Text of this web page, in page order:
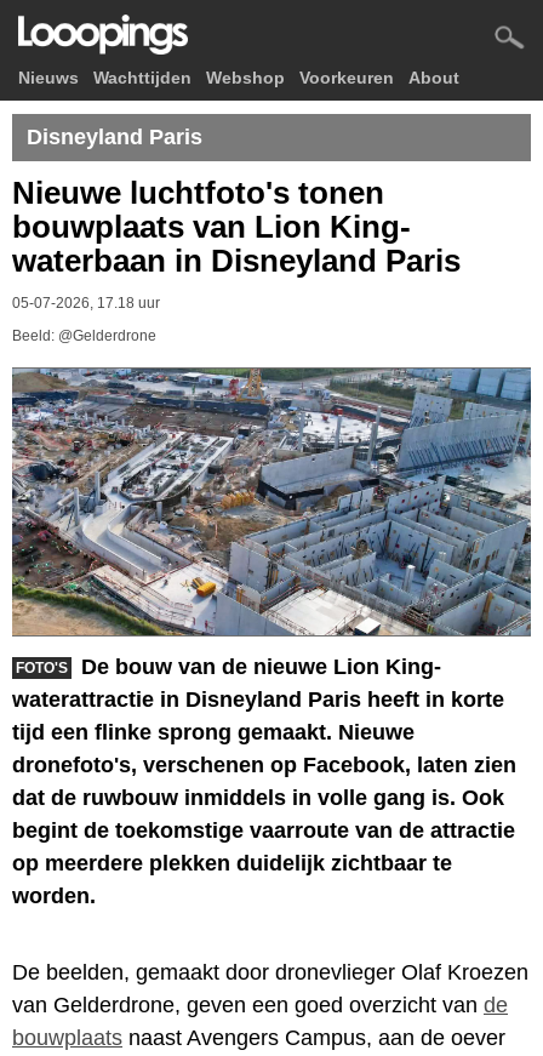
Nieuws Wachttijden Webshop Voorkeuren About
Disneyland Paris
Nieuwe luchtfoto's tonen
bouwplaats van Lion King-
waterbaan in Disneyland Paris
05-07-2026, 17.18 uur
Beeld: @Gelderdrone
FOTO'S
De bouw van de nieuwe Lion King-
waterattractie in Disneyland Paris heeft in korte
tijd een flinke sprong gemaakt. Nieuwe
dronefoto's, verschenen op Facebook, laten zien
dat de ruwbouw inmiddels in volle gang is. Ook
begint de toekomstige vaarroute van de attractie
op meerdere plekken duidelijk zichtbaar te
worden.
De beelden, gemaakt door dronevlieger Olaf Kroezen
van Gelderdrone, geven een goed overzicht van de
bouwplaats naast Avengers Campus, aan de oever